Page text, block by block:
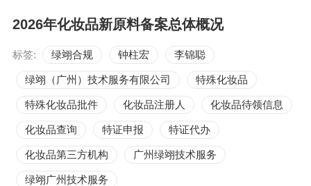
2026年化妆品新原料备案总体概况
标签: ​绿翊合规 钟柱宏 李锦聪
绿翊（广州）技术服务有限公司 特殊化妆品
特殊化妆品批件 化妆品注册人 化妆品待领信息
化妆品查询 特证申报 特证代办
化妆品第三方机构 广州绿翊技术服务
绿翊广州技术服务